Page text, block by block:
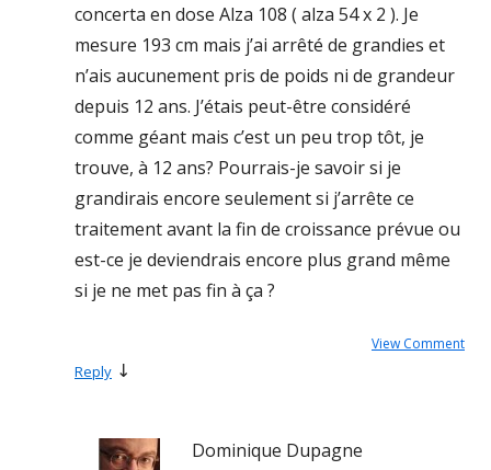
concerta en dose Alza 108 ( alza 54 x 2 ). Je
mesure 193 cm mais j’ai arrêté de grandies et
n’ais aucunement pris de poids ni de grandeur
depuis 12 ans. J’étais peut-être considéré
comme géant mais c’est un peu trop tôt, je
trouve, à 12 ans? Pourrais-je savoir si je
grandirais encore seulement si j’arrête ce
traitement avant la fin de croissance prévue ou
est-ce je deviendrais encore plus grand même
si je ne met pas fin à ça ?
View Comment
Reply ↓
Dominique Dupagne